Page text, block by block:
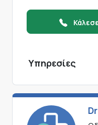
Υπηρεσίες